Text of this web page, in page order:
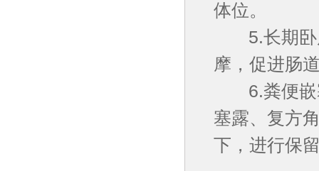
体位。
5.长期卧
摩，促进肠
6.粪便嵌
塞露、复方
下，进行保